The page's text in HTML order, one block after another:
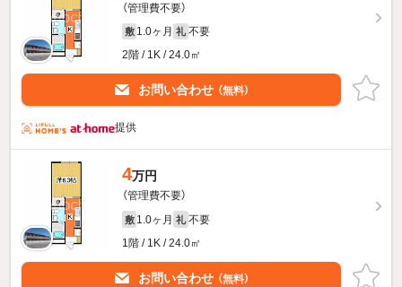
（管理費不要）
敷 1.0ヶ月 礼 不要
2階 / 1K / 24.0㎡
お問い合わせ （無料）
提供
4万円
（管理費不要）
敷 1.0ヶ月 礼 不要
1階 / 1K / 24.0㎡
お問い合わせ （無料）